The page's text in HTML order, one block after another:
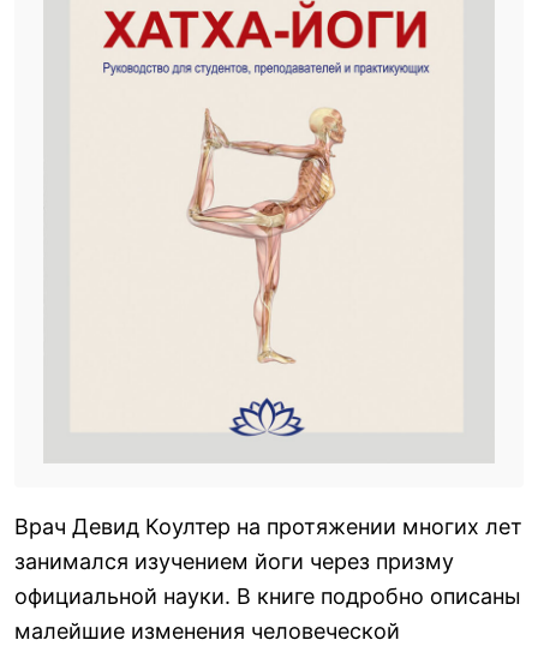
Врач Девид Коултер на протяжении многих лет
занимался изучением йоги через призму
официальной науки. В книге подробно описаны
малейшие изменения человеческой